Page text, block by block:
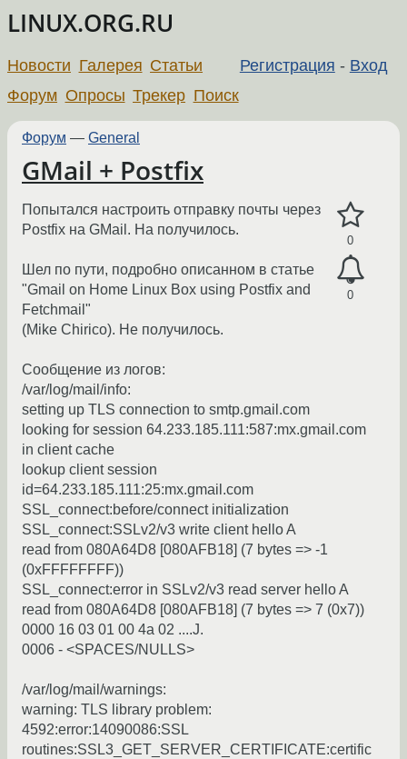
LINUX.ORG.RU
Регистрация - Вход
Новости Галерея Статьи
Форум Опросы Трекер Поиск
Форум — General
GMail + Postfix
0
0
Попытался настроить отправку почты через
Postfix на GMail. На получилось.
Шел по пути, подробно описанном в статье
"Gmail on Home Linux Box using Postfix and
Fetchmail"
(Mike Chirico). Не получилось.
Сообщение из логов:
/var/log/mail/info:
setting up TLS connection to smtp.gmail.com
looking for session 64.233.185.111:587:mx.gmail.com
in client cache
lookup client session
id=64.233.185.111:25:mx.gmail.com
SSL_connect:before/connect initialization
SSL_connect:SSLv2/v3 write client hello A
read from 080A64D8 [080AFB18] (7 bytes => -1
(0xFFFFFFFF))
SSL_connect:error in SSLv2/v3 read server hello A
read from 080A64D8 [080AFB18] (7 bytes => 7 (0x7))
0000 16 03 01 00 4a 02 ....J.
0006 - <SPACES/NULLS>
/var/log/mail/warnings:
warning: TLS library problem:
4592:error:14090086:SSL
routines:SSL3_GET_SERVER_CERTIFICATE:certific